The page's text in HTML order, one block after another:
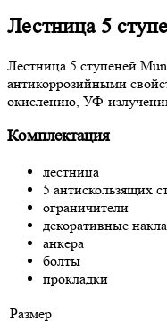
Лестница 5
Лестница 5 ступеней
антикоррозийными
окислению, УФ-
Комплектация
лестница
5 антискользящих
ограничители
декоративные
анкера
болты
прокладки
Размер